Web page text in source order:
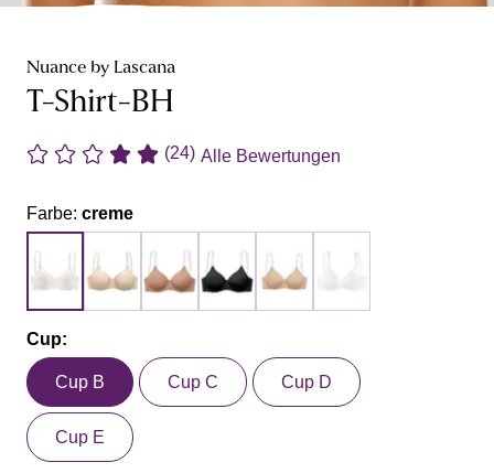
Nuance by Lascana
T-Shirt-BH
(24) Alle Bewertungen
Farbe: creme
Cup:
Cup B Cup C Cup D
Cup E